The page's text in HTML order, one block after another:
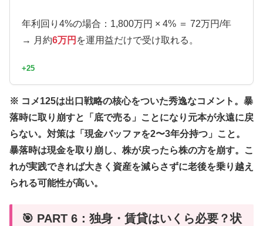
年利回り4%の場合：1,800万円 × 4% ＝ 72万円/年
→ 月約6万円 を運用益だけで受け取れる。
+25
※ コメ125は出口戦略の核心をついた秀逸なコメント。暴
落時に取り崩すと「底で売る」ことになり元本が永遠に戻
らない。対策は「現金バッファを2〜3年分持つ」こと。
暴落時は現金を取り崩し、株が戻ったら株の方を崩す。こ
れが実践できれば大きく資産を減らさずに老後を乗り越え
られる可能性が高い。
🎯 PART 6：独身・賃貸はいくら必要？状